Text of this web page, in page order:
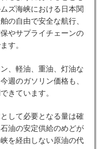
ズ海峡における日本関
の自由で安全な航行、
やサプライチェーンの
す。
、軽油、重油、灯油な
週のガソリン価格も、
きています。
して必要となる量は確
油の安定供給のめどが
を経由しない原油の代